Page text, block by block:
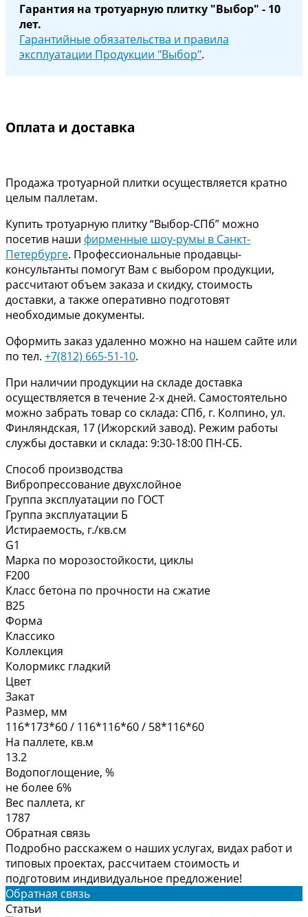
Гарантия на тротуарную плитку "Выбор" - 10
лет.
Гарантийные обязательства и правила
эксплуатации Продукции "Выбор".
Оплата и доставка
Продажа тротуарной плитки осуществляется кратно
целым паллетам.
Купить тротуарную плитку “Выбор-СПб” можно
посетив наши фирменные шоу-румы в Санкт-
Петербурге. Профессиональные продавцы-
консультанты помогут Вам с выбором продукции,
рассчитают объем заказа и скидку, стоимость
доставки, а также оперативно подготовят
необходимые документы.
Оформить заказ удаленно можно на нашем сайте или
по тел. +7(812) 665-51-10.
При наличии продукции на складе доставка
осуществляется в течение 2-х дней. Самостоятельно
можно забрать товар со склада: СПб, г. Колпино, ул.
Финляндская, 17 (Ижорский завод). Режим работы
службы доставки и склада: 9:30-18:00 ПН-СБ.
Способ производства
Вибропрессование двухслойное
Группа эксплуатации по ГОСТ
Группа эксплуатации Б
Истираемость, г./кв.см
G1
Марка по морозостойкости, циклы
F200
Класс бетона по прочности на сжатие
В25
Форма
Классико
Коллекция
Колормикс гладкий
Цвет
Закат
Размер, мм
116*173*60 / 116*116*60 / 58*116*60
На паллете, кв.м
13.2
Водопоглощение, %
не более 6%
Вес паллета, кг
1787
Обратная связь
Подробно расскажем о наших услугах, видах работ и
типовых проектах, рассчитаем стоимость и
подготовим индивидуальное предложение!
Обратная связь
Статьи